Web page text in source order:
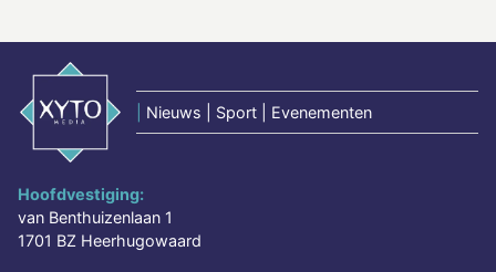
Nieuws | Sport | Evenementen
Hoofdvestiging:
van Benthuizenlaan 1
1701 BZ Heerhugowaard